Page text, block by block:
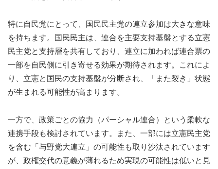
特に自民党にとって、国民民主党の連立参加は大きな意味
を持ちます。国民民主は、連合を主要支持基盤とする立憲
民主党と支持層を共有しており、連立に加われば連合票の
一部を自民側に引き寄せる効果が期待されます。これによ
り、立憲と国民の支持基盤が分断され、「また裂き」状態
が生まれる可能性が高まります。
一方で、政策ごとの協力（パーシャル連合）という柔軟な
連携手段も検討されています。また、一部には立憲民主党
を含む「与野党大連立」の可能性も取り沙汰されています
が、政権交代の意義が薄れるため実現の可能性は低いと見